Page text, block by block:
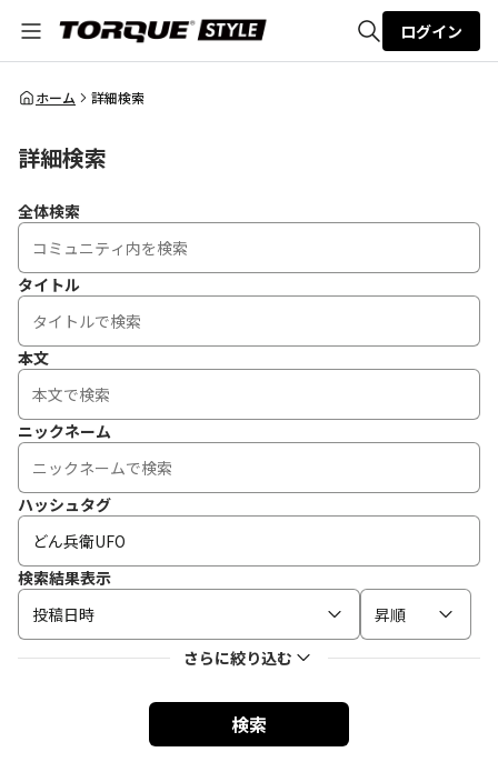
全体検索
ログイン
ホーム 詳細検索
詳細検索
全体検索
タイトル
本文
ニックネーム
ハッシュタグ
検索結果表示
投稿日時
昇順
さらに絞り込む
検索